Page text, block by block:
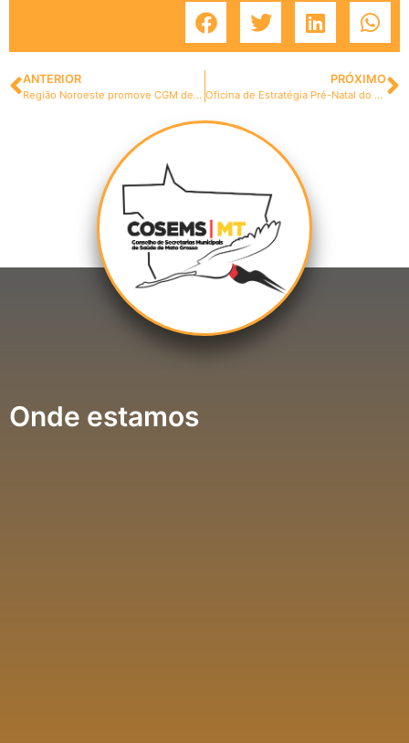
ANTERIOR
Região Noroeste promove CGM de forma online
PRÓXIMO
Oficina de Estratégia Pré-Natal do Pai/Parceiro no Estado de Mato Grosso
Onde estamos